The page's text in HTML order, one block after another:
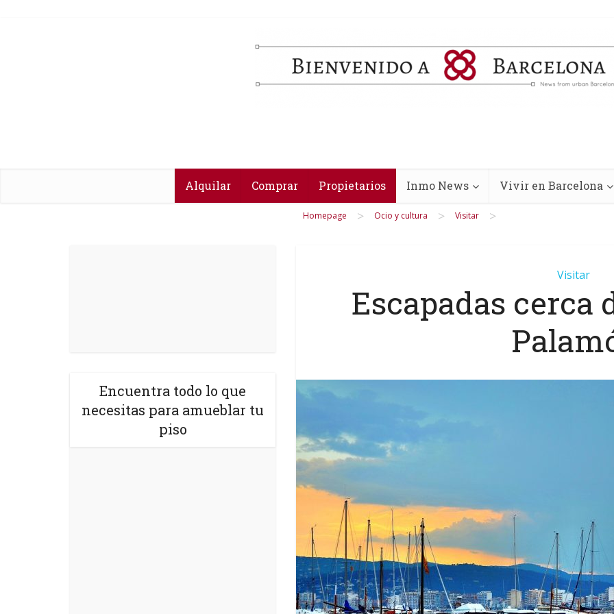
Alquilar Comprar Propietarios Inmo News Vivir en Barcelona
Homepage > Ocio y cultura > Visitar >
Encuentra todo lo que
necesitas para amueblar tu
piso
Visitar
Escapadas cerca